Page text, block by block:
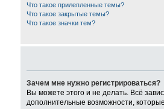
Что такое прилепленные темы?
Что такое закрытые темы?
Что такое значки тем?
Зачем мне нужно регистрироваться?
Вы можете этого и не делать. Всё
дополнительные возможности,